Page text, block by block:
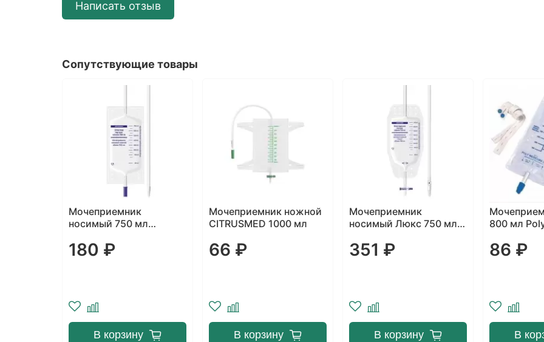
Написать отзыв
Сопутствующие товары
Мочеприемник ножной
CITRUSMED 1000 мл
66 ₽
В корзину
Мочеприемник
носимый Люкс 750 мл
351 ₽
В корзину
Мочеприемник ножной
800 мл Poly Medicure
86 ₽
В корзину
140 ₽
В